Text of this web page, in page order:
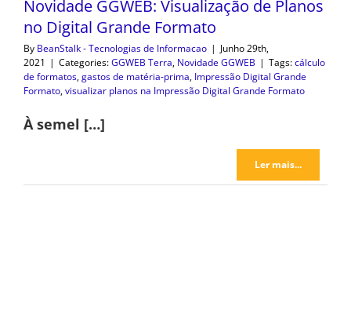
Novidade GGWEB: Visualização de Planos
no Digital Grande Formato
By BeanStalk - Tecnologias de Informacao | Junho 29th,
2021 | Categories:GGWEB Terra, Novidade GGWEB | Tags:cálculo
de formatos,gastos de matéria-prima, Impressão Digital Grande
Formato,visualizar planos na Impressão Digital Grande Formato
À semel […]
Ler mais...